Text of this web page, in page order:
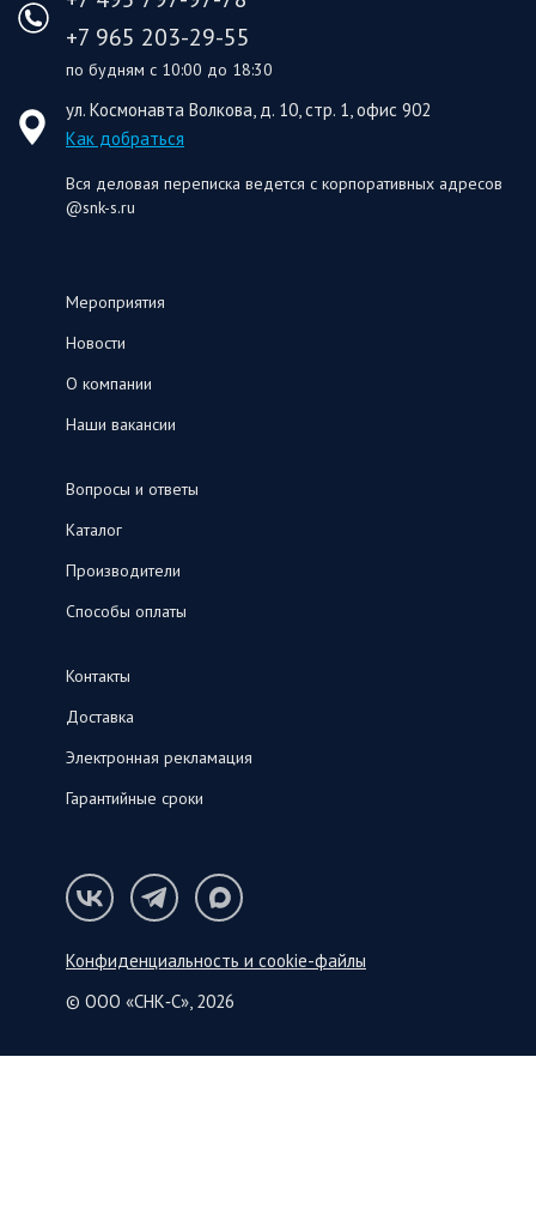
+7 965 203-29-55
по будням с 10:00 до 18:30
ул. Космонавта Волкова, д. 10, стр. 1, офис 902
Как добраться
Вся деловая переписка ведется с корпоративных адресов
@snk-s.ru
Мероприятия
Новости
О компании
Наши вакансии
Вопросы и ответы
Каталог
Производители
Способы оплаты
Контакты
Доставка
Электронная рекламация
Гарантийные сроки
Конфиденциальность и cookie-файлы
© ООО «СНК‑С», 2026